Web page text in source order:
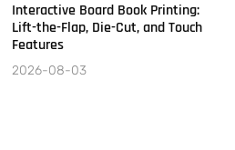
Interactive Board Book Printing:
Lift-the-Flap, Die-Cut, and Touch
Features
2026-08-03